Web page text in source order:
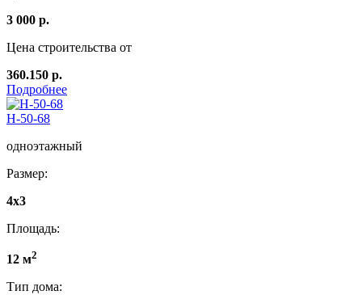
3 000 р.
Цена строительства от
360.150 р.
Подробнее
Н-50-68
одноэтажный
Размер:
4x3
Площадь:
12 м2
Тип дома: